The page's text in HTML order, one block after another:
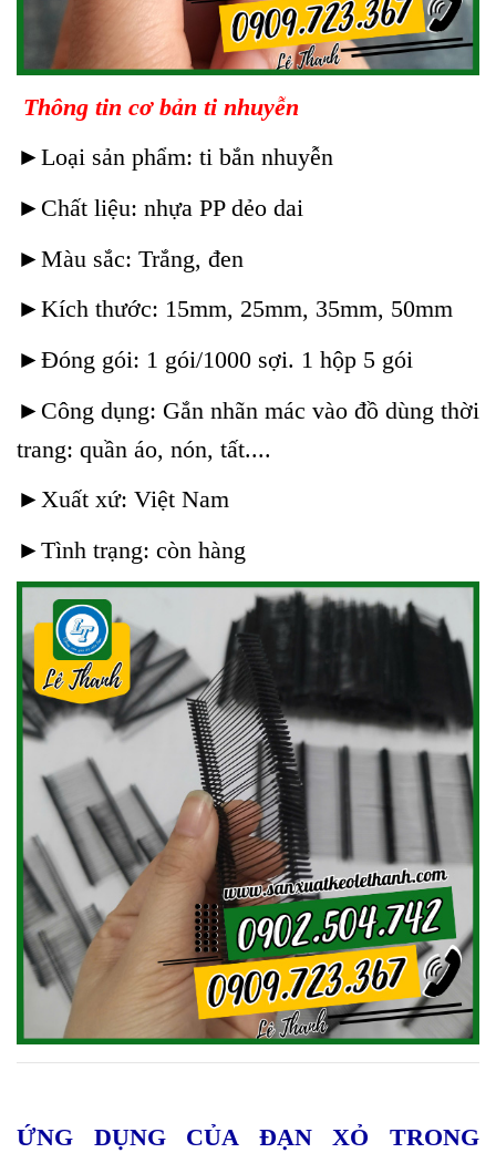
Thông tin cơ bản ti nhuyễn
►Loại sản phẩm: ti bắn nhuyễn
►Chất liệu: nhựa PP dẻo dai
►Màu sắc: Trắng, đen
►Kích thước: 15mm, 25mm, 35mm, 50mm
►Đóng gói: 1 gói/1000 sợi. 1 hộp 5 gói
►Công dụng: Gắn nhãn mác vào đồ dùng thời
trang: quần áo, nón, tất....
►Xuất xứ: Việt Nam
►Tình trạng: còn hàng
ỨNG DỤNG CỦA ĐẠN XỎ TRONG